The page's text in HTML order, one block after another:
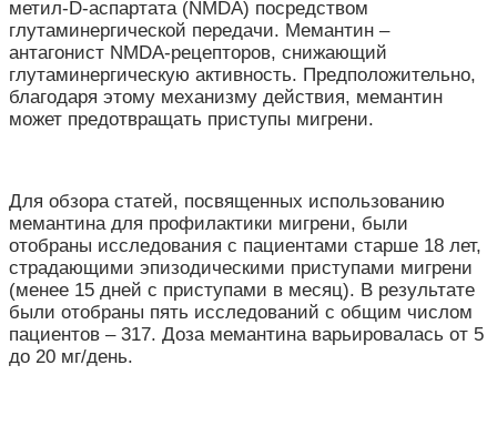
метил-D-аспартата (NMDA) посредством
глутаминергической передачи. Мемантин –
антагонист NMDA-рецепторов, снижающий
глутаминергическую активность. Предположительно,
благодаря этому механизму действия, мемантин
может предотвращать приступы мигрени.
Для обзора статей, посвященных использованию
мемантина для профилактики мигрени, были
отобраны исследования с пациентами старше 18 лет,
страдающими эпизодическими приступами мигрени
(менее 15 дней с приступами в месяц). В результате
были отобраны пять исследований с общим числом
пациентов – 317. Доза мемантина варьировалась от 5
до 20 мг/день.